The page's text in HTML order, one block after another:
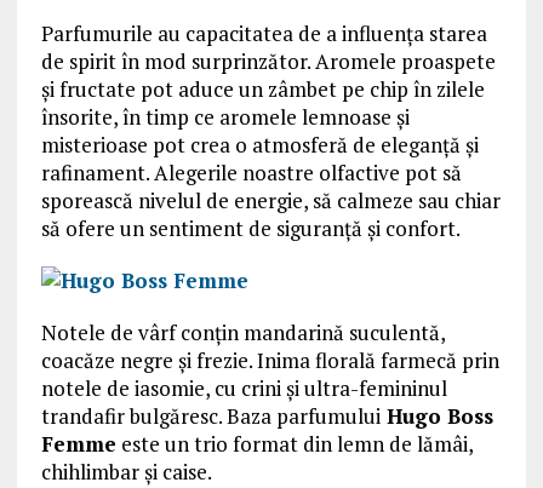
Parfumurile au capacitatea de a influența starea
de spirit în mod surprinzător. Aromele proaspete
și fructate pot aduce un zâmbet pe chip în zilele
însorite, în timp ce aromele lemnoase și
misterioase pot crea o atmosferă de eleganță și
rafinament. Alegerile noastre olfactive pot să
sporească nivelul de energie, să calmeze sau chiar
să ofere un sentiment de siguranță și confort.
Notele de vârf conțin mandarină suculentă,
coacăze negre și frezie. Inima florală farmecă prin
notele de iasomie, cu crini și ultra-femininul
trandafir bulgăresc. Baza parfumuluiHugo Boss
Femme este un trio format din lemn de lămâi,
chihlimbar şi caise.